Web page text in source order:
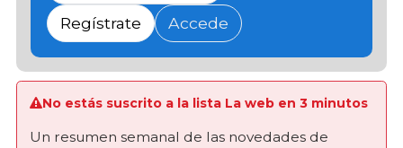
Regístrate Accede
No estás suscrito a la lista La web en 3 minutos
Un resumen semanal de las novedades de